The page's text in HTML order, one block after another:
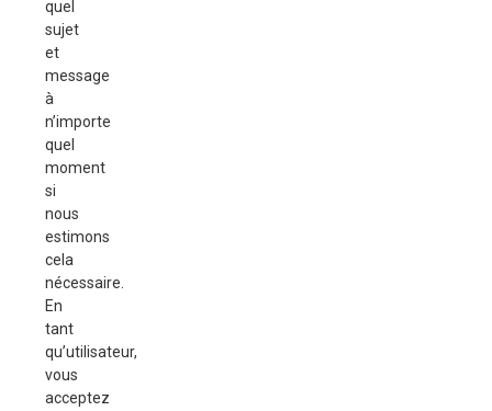
quel
sujet
et
message
à
n’importe
quel
moment
si
nous
estimons
cela
nécessaire.
En
tant
qu’utilisateur,
vous
acceptez